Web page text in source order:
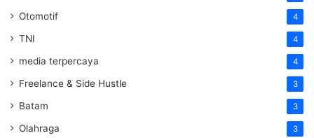
Otomotif 4
TNI 4
media terpercaya 4
Freelance & Side Hustle 3
Batam 3
Olahraga 3